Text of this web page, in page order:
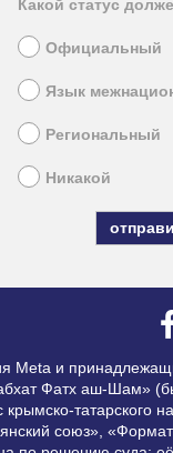
Какой статус
Официальный
Язык
Региональный
Никакой
Meta и
Фатх аш-Шам»
татарского
союз»,